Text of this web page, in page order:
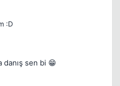
:D
danış sen bi 😁